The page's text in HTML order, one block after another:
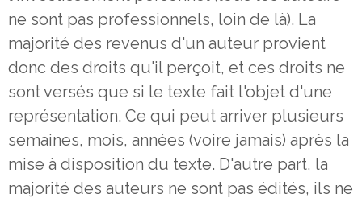
ne sont pas professionnels, loin de là). La
majorité des revenus d'un auteur provient
donc des droits qu'il perçoit, et ces droits ne
sont versés que si le texte fait l'objet d'une
représentation. Ce qui peut arriver plusieurs
semaines, mois, années (voire jamais) après la
mise à disposition du texte. D'autre part, la
majorité des auteurs ne sont pas édités, ils ne